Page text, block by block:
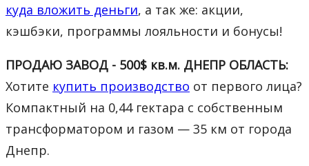
куда вложить деньги, а так же: акции,
кэшбэки, программы лояльности и бонусы!
ПРОДАЮ ЗАВОД - 500$ кв.м. ДНЕПР ОБЛАСТЬ:
Хотите купить производство от первого лица?
Компактный на 0,44 гектара с собственным
трансформатором и газом — 35 км от города
Днепр.